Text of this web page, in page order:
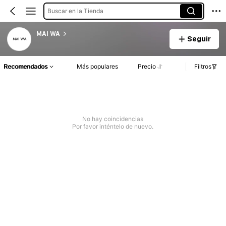
Buscar en la Tienda
MAI WA
Seguir
Recomendados Más populares Precio Filtros
No hay coincidencias
Por favor inténtelo de nuevo.